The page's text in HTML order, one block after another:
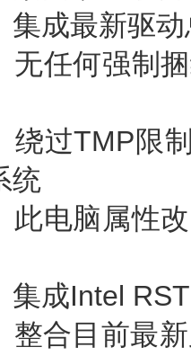
最新驱动
何强制捆
TMP限制
统
脑属性改
Intel RST
目前最新